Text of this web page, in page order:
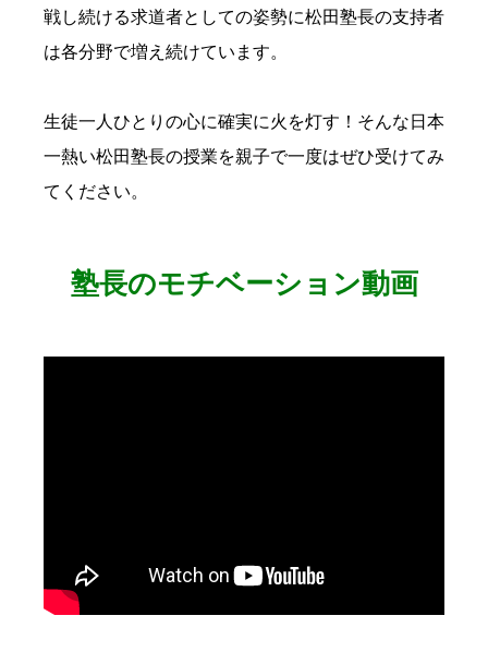
戦し続ける求道者としての姿勢に松田塾長の支持者
は各分野で増え続けています。
生徒一人ひとりの心に確実に火を灯す！そんな日本
一熱い松田塾長の授業を親子で一度はぜひ受けてみ
てください。
塾長のモチベーション動画